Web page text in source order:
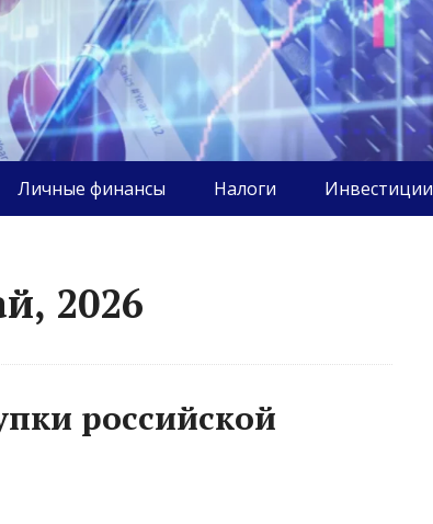
Личные финансы Налоги Инвестиции
2026
российской